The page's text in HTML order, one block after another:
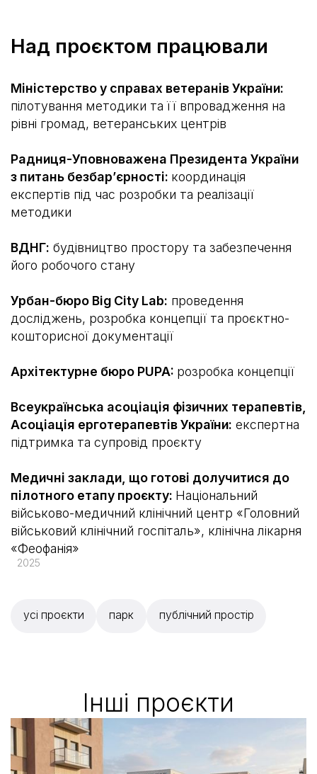
Над проєктом працювали
Міністерство у справах ветеранів України:
пілотування методики та її впровадження на
рівні громад, ветеранських центрів
Радниця-Уповноважена Президента України
з питань безбарʼєрності: координація
експертів під час розробки та реалізації
методики
ВДНГ: будівництво простору та забезпечення
його робочого стану
Урбан-бюро Big City Lab: проведення
досліджень, розробка концепції та проєктно-
кошторисної документації
Архітектурне бюро PUPA: розробка концепції
Всеукраїнська асоціація фізичних терапевтів,
Асоціація ерготерапевтів України: експертна
підтримка та супровід проєкту
Медичні заклади, що готові долучитися до
пілотного етапу проєкту: Національний
військово-медичний клінічний центр «Головний
військовий клінічний госпіталь», клінічна лікарня
«Феофанія»
2025
усі проєкти парк публічний простір
Iншi проєкти